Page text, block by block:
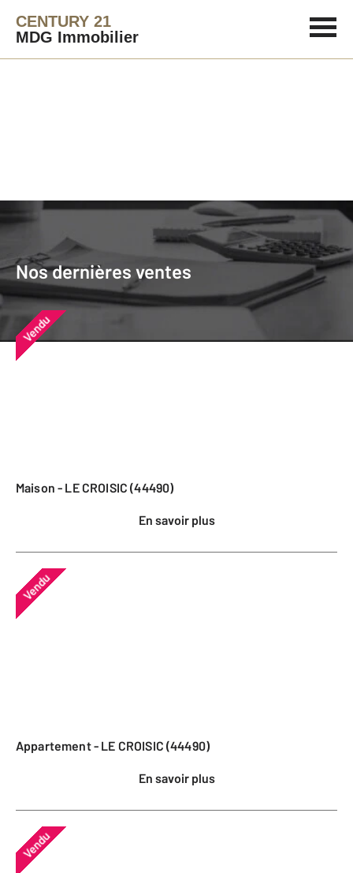
CENTURY 21
MDG Immobilier
Nos dernières ventes
Nos dernières ventes
Nos derniers biens vendus près de
chez vous
Vendu
Maison - LE CROISIC (44490)
En savoir plus
Vendu
Appartement - LE CROISIC (44490)
En savoir plus
Vendu